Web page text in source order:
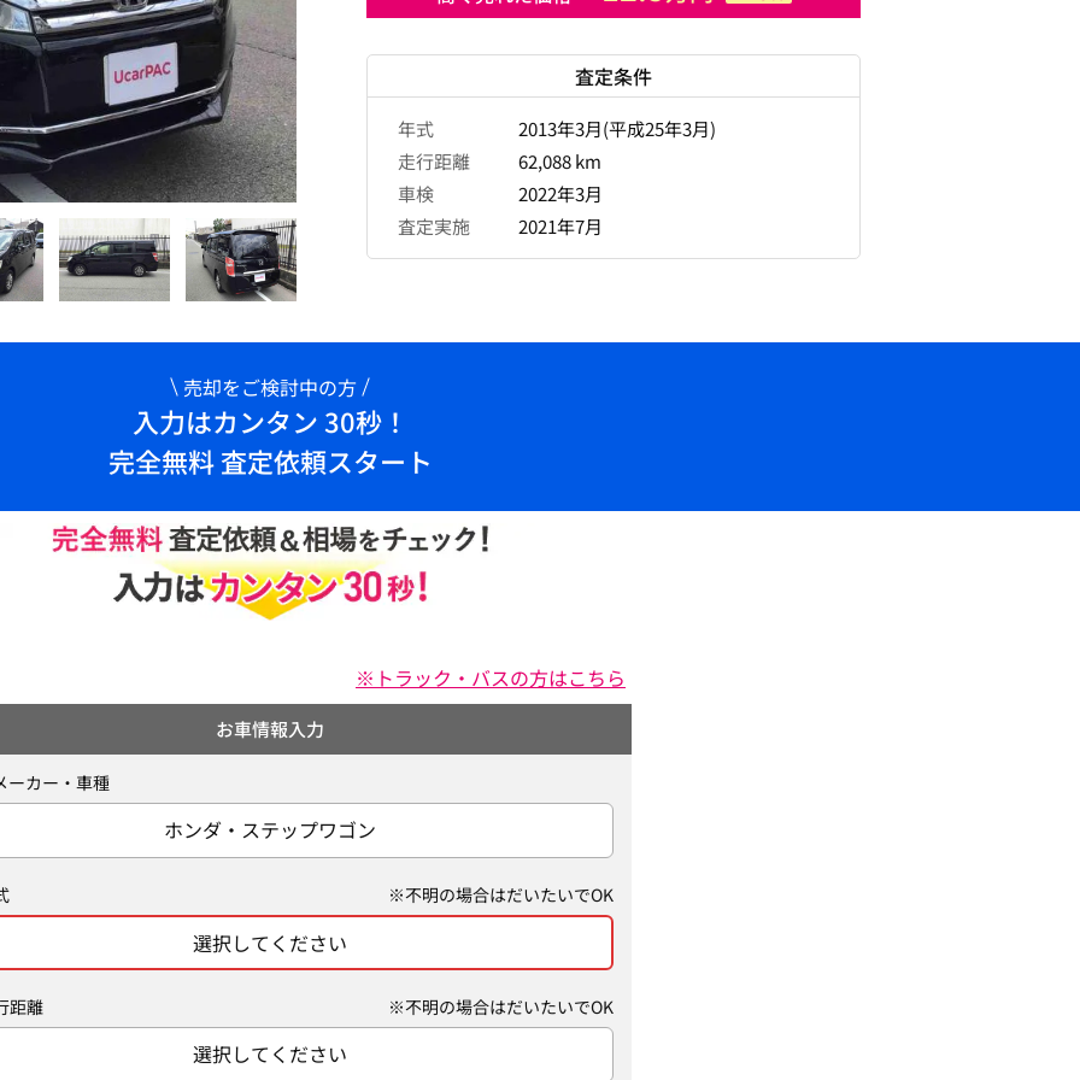
査定条件
年式
2013年3月(平成25年3月)
走行距離
62,088 km
車検
2022年3月
査定実施
2021年7月
売却をご検討中の方
入力はカンタン 30秒！
完全無料 査定依頼スタート
※トラック・バスの方はこちら
お車情報入力
ーカー・車種
ホンダ・ステップワゴン
※不明の場合はだいたいでOK
選択してください
距離 ※不明の場合はだいたいでOK
選択してください